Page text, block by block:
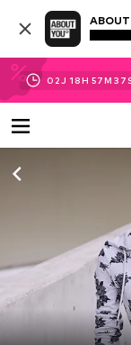
02J 18H 57M 37